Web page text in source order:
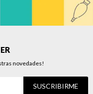
novedades!
SUSCRIBIRME